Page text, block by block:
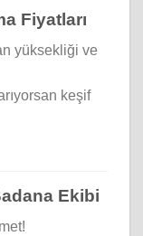
Fiyatları
yüksekliği ve
keşif
Ekibi